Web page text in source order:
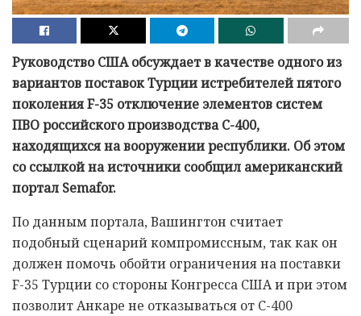
Руководство США обсуждает в качестве одного из
вариантов поставок Турции истребителей пятого
поколения F-35 отключение элементов систем
ПВО российского производства С-400,
находящихся на вооружении республики. Об этом
со ссылкой на источники сообщил американский
портал Semafor.
По данным портала, Вашингтон считает
подобный сценарий компромиссным, так как он
должен помочь обойти ограничения на поставки
F-35 Турции со стороны Конгресса США и при этом
позволит Анкаре не отказываться от С-400